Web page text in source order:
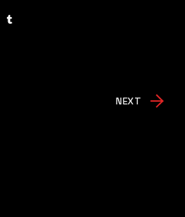
NEXT